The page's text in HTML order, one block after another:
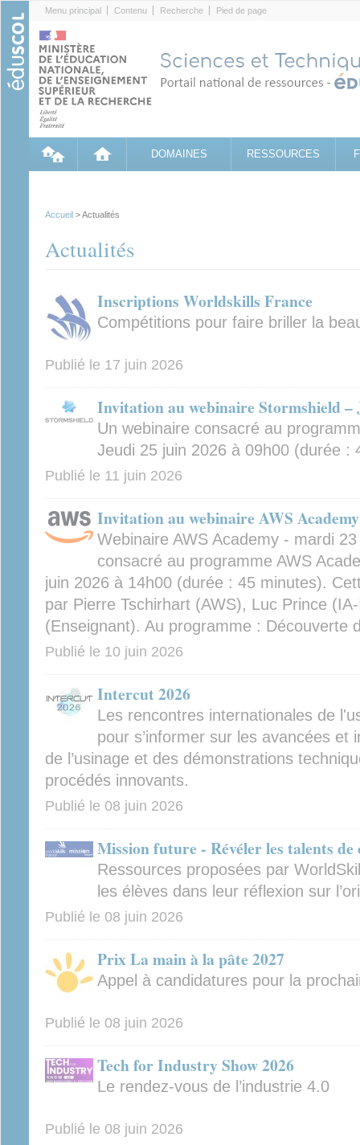
Menu principal Contenu Recherche Pied de page
DOMAINES RESSOURCES
Accueil > Actualités
Actualités
Inscriptions Worldskills France
Compétitions pour faire briller la
Publié le 17 juin 2026
Invitation au webinaire Stormshield –
Un webinaire consacré au
Jeudi 25 juin 2026 à 09h00 (durée :
Publié le 11 juin 2026
Invitation au webinaire AWS
Webinaire AWS Academy - mardi
consacré au programme AWS
juin 2026 à 14h00 (durée : 45 minutes).
par Pierre Tschirhart (AWS), Luc Prince
(Enseignant). Au programme : Découverte
Publié le 10 juin 2026
Intercut 2026
Les rencontres internationales de
pour s’informer sur les avancées et
de l’usinage et des démonstrations
procédés innovants.
Publié le 08 juin 2026
Mission future - Révéler les talents de
Ressources proposées par
les élèves dans leur réflexion sur
Publié le 08 juin 2026
Prix La main à la pâte 2027
Appel à candidatures pour la
Publié le 08 juin 2026
Tech for Industry Show 2026
Le rendez-vous de l’industrie 4.0
Publié le 08 juin 2026